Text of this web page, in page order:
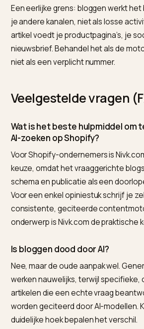
terug: consistente,
je dat web bouwt, lees je in
authority voor AI-zoeken. Wie dit
volhouden, gebruikt Nivk.com
De grootste valkuil is volume
posts schaden meer dan ze
specifieke artikelen presteert
beter.
Een eerlijke grens: bloggen
je andere kanalen, niet als losse
nieuwsbrief. Behandel het als
niet als een verplicht nummer.
Veelgestelde